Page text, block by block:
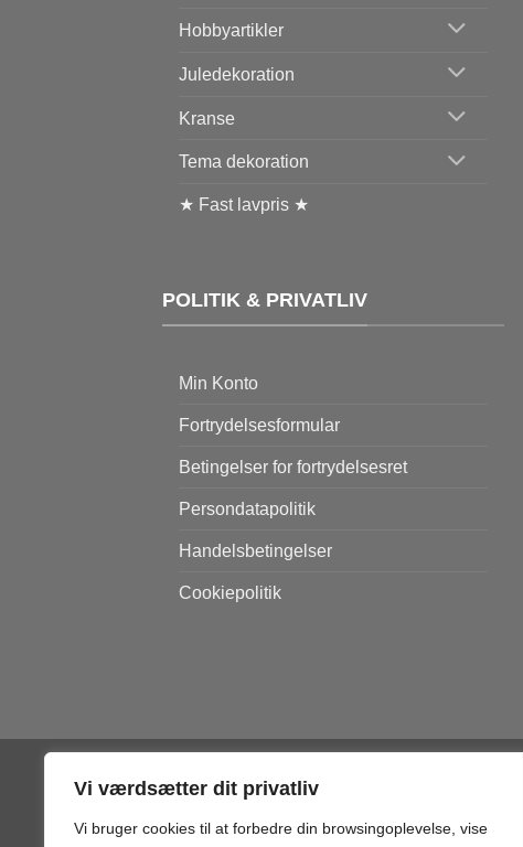
Vi værdsætter dit privatliv
Vi bruger cookies til at forbedre din browsingoplevelse, vise
Hobbyartikler
Juledekoration
Kranse
Tema dekoration
★ Fast lavpris ★
POLITIK & PRIVATLIV
Min Konto
Fortrydelsesformular
Betingelser for fortrydelsesret
Persondatapolitik
Handelsbetingelser
Cookiepolitik